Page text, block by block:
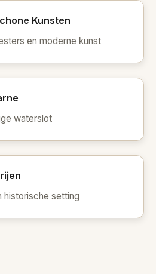
Kunsten
en moderne kunst
waterslot
historische setting